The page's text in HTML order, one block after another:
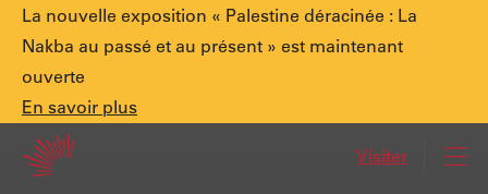
Annonce
spéciale.
La nouvelle exposition « Palestine déracinée : La
Nakba au passé et au présent » est maintenant
ouverte
En
savoir
plus
En savoir plus
Accueil Visiter